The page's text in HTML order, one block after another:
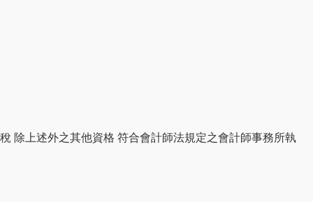
除上述外之其他資格 符合會計師法規定之會計師事務所執